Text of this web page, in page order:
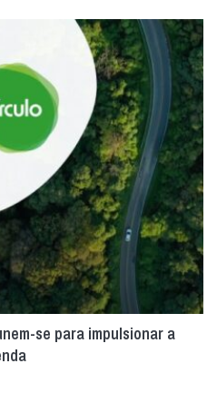
se para impulsionar a